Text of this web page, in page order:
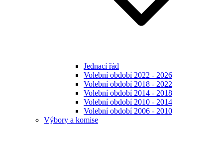
Jednací řád
Volební období 2022 - 2026
Volební období 2018 - 2022
Volební období 2014 - 2018
Volební období 2010 - 2014
Volební období 2006 - 2010
Výbory a komise